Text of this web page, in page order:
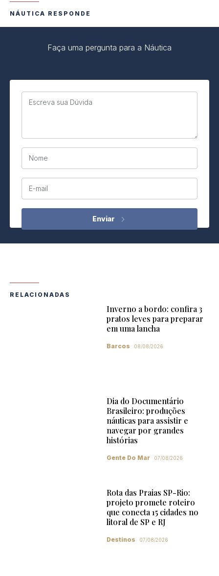
NÁUTICA RESPONDE
Faça uma pergunta para a Náutica
Escreva sua Dúvida
Nome
E-mail
RELACIONADAS
Inverno a bordo: confira 3
pratos leves para preparar
em uma lancha
Barcos 08/08/2026
Dia do Documentário
Brasileiro: produções
náuticas para assistir e
navegar por grandes
histórias
Gente Do Mar 07/08/2026
Rota das Praias SP-Rio:
projeto promete roteiro
que conecta 15 cidades no
litoral de SP e RJ
Destinos 07/08/2026